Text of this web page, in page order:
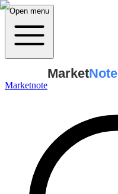
Open menu
Marketnote
MarketNote